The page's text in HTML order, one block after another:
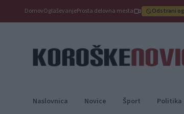
DomovOglaševanjeProsta delovna mesta Odstrani
Naslovnica Novice Šport Politika